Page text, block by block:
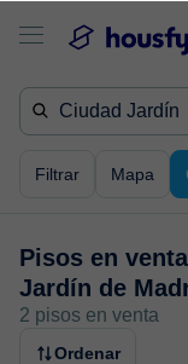
Filtrar Mapa
Pisos en
Jardín de
2 pisos en venta
Ordenar